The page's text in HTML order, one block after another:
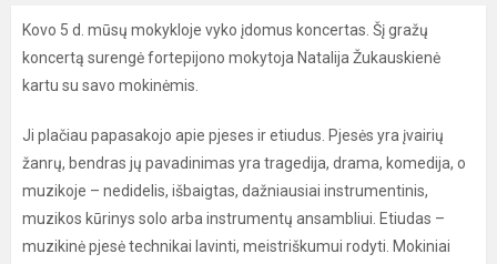
Kovo 5 d. mūsų mokykloje vyko įdomus koncertas. Šį gražų
koncertą surengė fortepijono mokytoja Natalija Žukauskienė
kartu su savo mokinėmis.
Ji plačiau papasakojo apie pjeses ir etiudus. Pjesės yra įvairių
žanrų, bendras jų pavadinimas yra tragedija, drama, komedija, o
muzikoje – nedidelis, išbaigtas, dažniausiai instrumentinis,
muzikos kūrinys solo arba instrumentų ansambliui. Etiudas –
muzikinė pjesė technikai lavinti, meistriškumui rodyti. Mokiniai